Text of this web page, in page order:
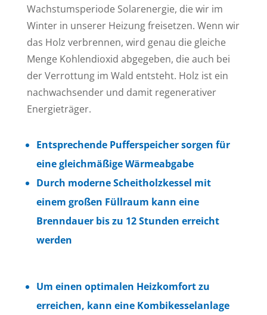
Wachstumsperiode Solarenergie, die wir im
Winter in unserer Heizung freisetzen. Wenn wir
das Holz verbrennen, wird genau die gleiche
Menge Kohlendioxid abgegeben, die auch bei
der Verrottung im Wald entsteht. Holz ist ein
nachwachsender und damit regenerativer
Energieträger.
Entsprechende Pufferspeicher sorgen für
eine gleichmäßige Wärmeabgabe
Durch moderne Scheitholzkessel mit
einem großen Füllraum kann eine
Brenndauer bis zu 12 Stunden erreicht
werden
Um einen optimalen Heizkomfort zu
erreichen, kann eine Kombikesselanlage